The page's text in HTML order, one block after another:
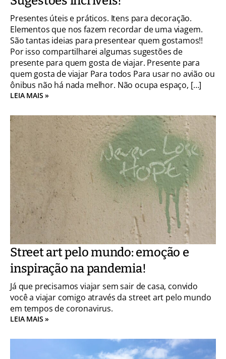
Presentes úteis e práticos. Itens para decoração.
Elementos que nos fazem recordar de uma viagem.
São tantas ideias para presentear quem gostamos!!
Por isso compartilharei algumas sugestões de
presente para quem gosta de viajar. Presente para
quem gosta de viajar Para todos Para usar no avião ou
ônibus não há nada melhor. Não ocupa espaço, […]
LEIA MAIS »
Street art pelo mundo: emoção e
inspiração na pandemia!
Já que precisamos viajar sem sair de casa, convido
você a viajar comigo através da street art pelo mundo
em tempos de coronavirus.
LEIA MAIS »